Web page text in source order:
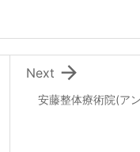
安藤整体療術院(ア

Next